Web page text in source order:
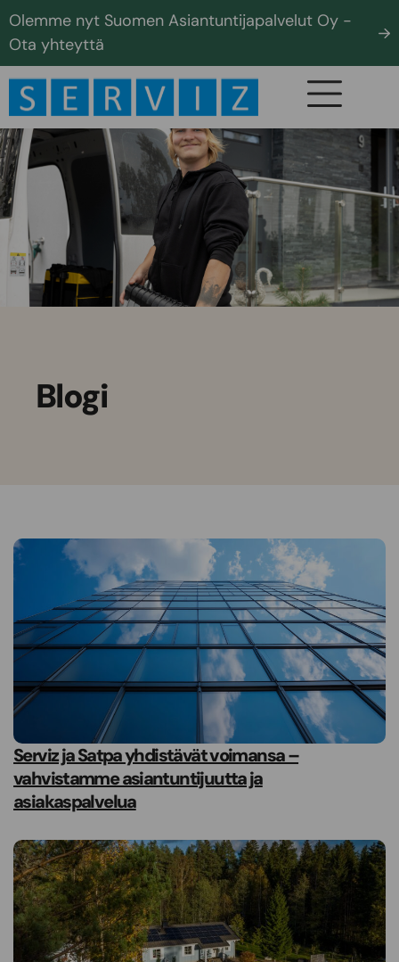
Olemme nyt Suomen Asiantuntijapalvelut Oy -
Ota yhteyttä
Blogi
Serviz ja Satpa yhdistävät voimansa –
vahvistamme asiantuntijuutta ja
asiakaspalvelua